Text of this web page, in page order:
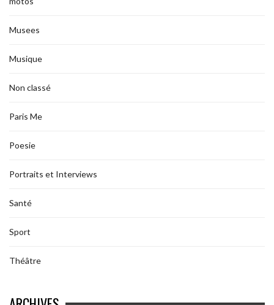
Musees
Musique
Non classé
Paris Me
Poesie
Portraits et Interviews
Santé
Sport
Théâtre